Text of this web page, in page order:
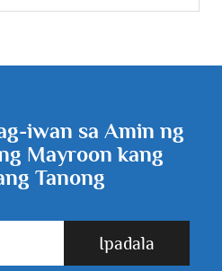
iwan sa Amin ng
Mayroon kang
Tanong
Ipadala